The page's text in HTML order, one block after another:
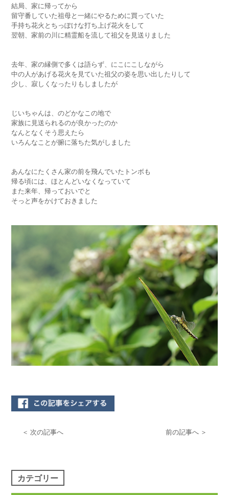
結局、家に帰ってから
留守番していた祖母と一緒にやるために買っていた
手持ち花火とちっぽけな打ち上げ花火をして
翌朝、家前の川に精霊船を流して祖父を見送りました
去年、家の縁側で多くは語らず、にこにこしながら
中の人があげる花火を見ていた祖父の姿を思い出したりして
少し、寂しくなったりもしましたが
じいちゃんは、のどかなこの地で
家族に見送られるのが良かったのか
なんとなくそう思えたら
いろんなことが腑に落ちた気がしました
あんなにたくさん家の前を飛んでいたトンボも
帰る頃には、ほとんどいなくなっていて
また来年、帰っておいでと
そっと声をかけておきました
＜ 次の記事へ 前の記事へ ＞
カテゴリー